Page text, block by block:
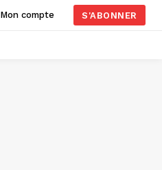
Mon compte S'ABONNER